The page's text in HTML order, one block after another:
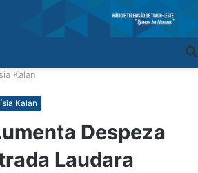
Kalan
Kalan
Despeza
Laudara